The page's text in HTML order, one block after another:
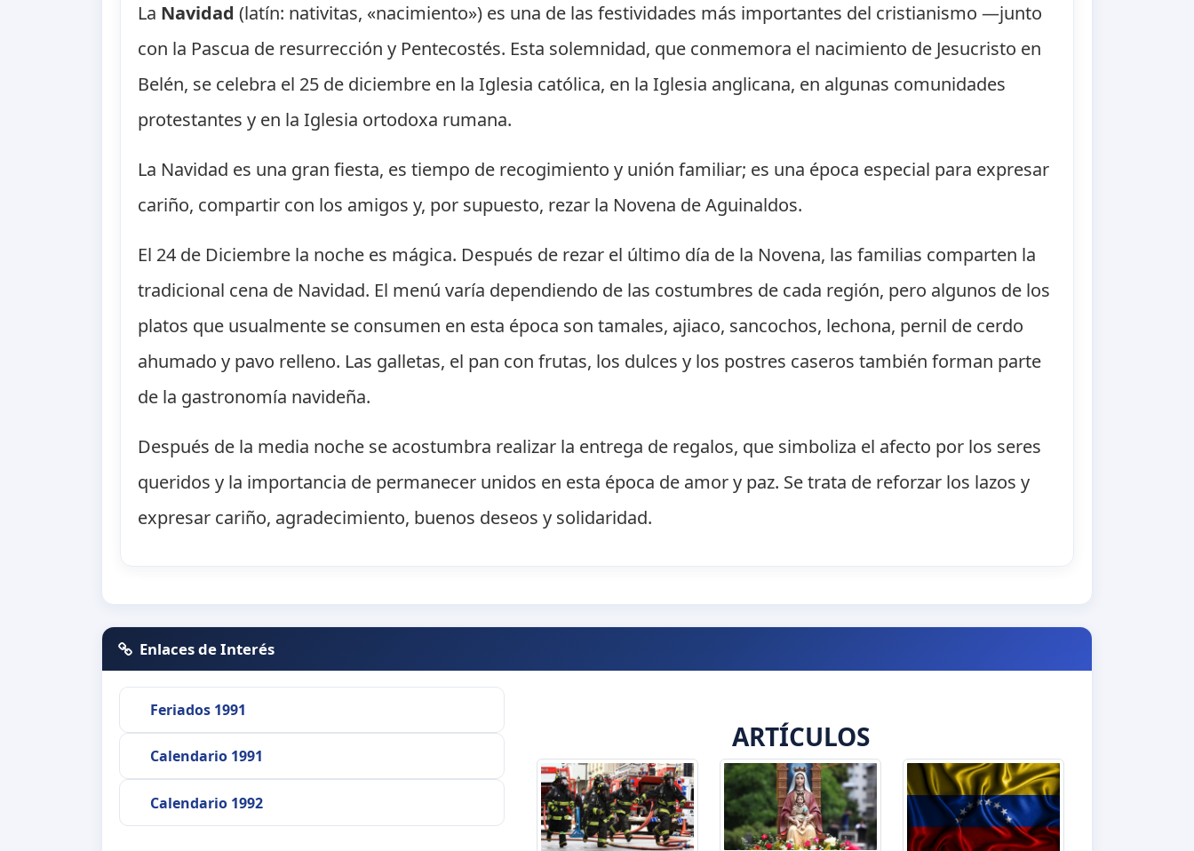
La Navidad(latín: nativitas, «nacimiento») es una de las festividades más importantes del cristianismo —junto
con la Pascua de resurrección y Pentecostés. Esta solemnidad, que conmemora el nacimiento de Jesucristo en
Belén, se celebra el 25 de diciembre en la Iglesia católica, en la Iglesia anglicana, en algunas comunidades
protestantes y en la Iglesia ortodoxa rumana.
La Navidad es una gran fiesta, es tiempo de recogimiento y unión familiar; es una época especial para expresar
cariño, compartir con los amigos y, por supuesto, rezar la Novena de Aguinaldos.
El 24 de Diciembre la noche es mágica. Después de rezar el último día de la Novena, las familias comparten la
tradicional cena de Navidad. El menú varía dependiendo de las costumbres de cada región, pero algunos de los
platos que usualmente se consumen en esta época son tamales, ajiaco, sancochos, lechona, pernil de cerdo
ahumado y pavo relleno. Las galletas, el pan con frutas, los dulces y los postres caseros también forman parte
de la gastronomía navideña.
Después de la media noche se acostumbra realizar la entrega de regalos, que simboliza el afecto por los seres
queridos y la importancia de permanecer unidos en esta época de amor y paz. Se trata de reforzar los lazos y
expresar cariño, agradecimiento, buenos deseos y solidaridad.
Enlaces de Interés
Feriados 1991
Calendario 1991
Calendario 1992
ARTÍCULOS